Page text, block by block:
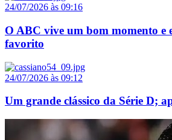
24/07/2026 às 09:16
O ABC vive um bom momento e
favorito
24/07/2026 às 09:12
Um grande clássico da Série D;